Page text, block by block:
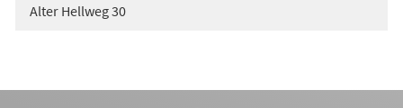
Alter Hellweg 30